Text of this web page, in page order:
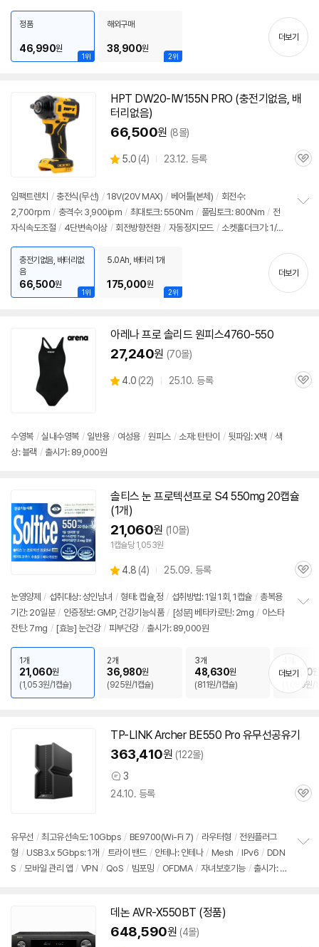
8,CCD-TRV98,NEX-FS700,NX5N,NX100,AX2000E,FDR-AX1,HXR-NX3,
기
1위
정품
46,990원
2위
해외구매
38,900원
더보기
HPT DW20-IW155N PRO (충전기없음, 배
터리없음)
66,500원 (8몰)
별
5.0 (상
뷰
4) 23.12. 등록
관
임팩트렌치 / 충전식(무선) / 18V(20V MAX) / 베어툴(본체) / 회전수:
2,700rpm / 충격수: 3,900ipm / 최대토크: 550Nm / 풀림토크: 800Nm / 전
자식속도조절 / 4단변속이상 / 회전방향전환 / 자동정지모드 / 소켓홀더크기: 1/2
디월트 / 크기: 147 x 210mm
기
1위
충전기없음, 배터리없
음
66,500원
2위
5.0Ah, 배터리 1개
175,000원
더보기
아레나 프로 솔리드 원피스4760-550
27,240원 (70몰)
별
4.0 (상
22) 25.10. 등록
관
수영복 / 실내수영복 / 일반용 / 여성용 / 원피스 / 소재: 탄탄이 / 뒷파임: X백 / 색
상: 블랙 / 출시가: 89,000원
솔티스 눈 프로텍션프로 S4 550mg 20캡슐
(1개)
21,060원 (10몰)
1캡슐당 1,053원
별
점
4.8 (상
리
뷰
4) 25.09. 등록
관
눈영양제 / 섭취대상: 성인남녀 / 형태: 캡슐,정 / 섭취방법: 1일 1회, 1캡슐 / 총복용
기간: 20일분 / 인증정보: GMP, 건강기능식품 / [성분] 베타카로틴: 2mg / 아스타
잔틴: 7mg / [효능] 눈건강 / 피부건강 / 출시가: 89,000원
기
1개
21,060원
(1,053원/1캡슐)
2개
36,980원
(925원/1캡슐)
3개
48,630원
(811원/1캡슐)
87,100원
(1,089원/
더보기
TP-LINK Archer BE550 Pro 유무선공유기
363,410원 (122몰)
상
품
3
24.10. 등록
관
유무선 / 최고유선속도: 10Gbps / BE9700(Wi-Fi 7) / 라우터형 / 전원플러그
형 / USB3.x 5Gbps: 1개 / 트라이 밴드 / 안테나: 인테나 / Mesh / IPv6 / DDN
S / 모바일 관리 앱 / VPN / QoS / 빔포밍 / OFDMA / 자녀보호기능 / 출시가: 8
데논 AVR-X550BT (정품)
648,590원 (4몰)